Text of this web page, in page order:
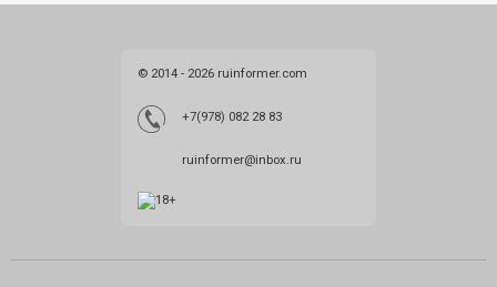
© 2014 - 2026 ruinformer.com
+7(978) 082 28 83
ruinformer@inbox.ru